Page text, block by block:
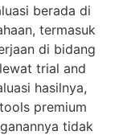
berada di
termasuk
di bidang
trial and
hasilnya,
premium
tidak